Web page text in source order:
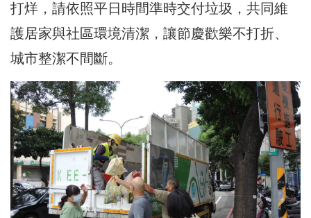
打烊，請依照平日時間準時交付垃圾，共同維
護居家與社區環境清潔，讓節慶歡樂不打折、
城市整潔不間斷。